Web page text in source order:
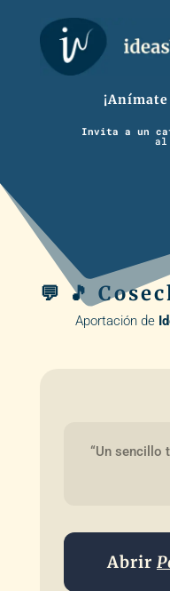
Invita a un
al
💬 🎵
Aportación de
“Un sencillo
Abrir